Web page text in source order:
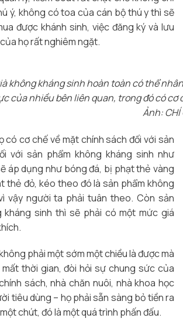
ý, không có toa của cán bộ thú y thì sẽ
được khánh sinh, việc đăng ký và lưu
họ rất nghiêm ngặt.
không kháng sinh hoàn toàn có thể
của nhiều bên liên quan, trong đó có
Ảnh: CHÍ
có cơ chế về mặt chính sách đối với sản
với sản phẩm không kháng sinh như
áp dụng như bóng đá, bị phạt thẻ vàng
thẻ đỏ, kéo theo đó là sản phẩm không
vậy người ta phải tuân theo. Còn sản
kháng sinh thì sẽ phải có một mức giá
phải một sớm một chiều là được mà
thời gian, đòi hỏi sự chung sức của
sách, nhà chăn nuôi, nhà khoa học
tiêu dùng – họ phải sẵn sàng bỏ tiền ra
chút, đó là một quá trình phấn đấu.